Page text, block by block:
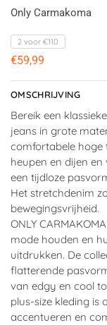
Only Carmakoma
2 voor €110
€59,99
OMSCHRIJVING
Bereik een
jeans in grote
comfortabele hoge
heupen en dijen
een tijdloze
Het stretchdenim
bewegingsvrijheid.
ONLY
mode houden en
uitdrukken. De
flatterende
van edgy en cool
plus-size kleding
accentueren en